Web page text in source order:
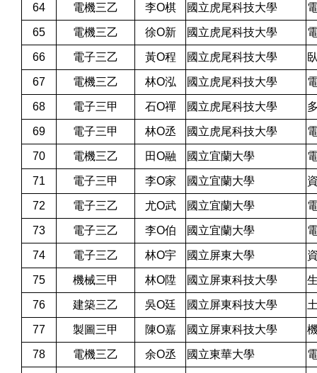
64 電機三乙 李O棋 國立虎尾科技大學
65 電機三乙 徐O新 國立虎尾科技大學
66 電子三乙 黃O程 國立虎尾科技大學
67 電機三乙 林O泓 國立虎尾科技大學
68 電子三甲 石O禪 國立虎尾科技大學
69 電子三甲 林O丞 國立虎尾科技大學
70 電機三乙 田O融 國立宜蘭大學
71 電子三甲 李O家 國立宜蘭大學
72 電子三乙 尤O武 國立宜蘭大學
73 電子三乙 李O伯 國立宜蘭大學
74 電子三乙 林O宇 國立屏東大學
75 機械三甲 林O陞 國立屏東科技大學
76 建築三乙 吳O廷 國立屏東科技大學
77 製圖三甲 陳O嘉 國立屏東科技大學
78 電機三乙 余O丞 國立東華大學